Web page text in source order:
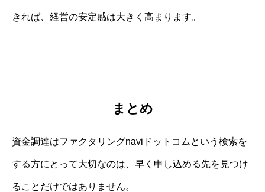
きれば、経営の安定感は大きく高まります。
まとめ
資金調達はファクタリングnaviドットコムという検索を
する方にとって大切なのは、早く申し込める先を見つけ
ることだけではありません。